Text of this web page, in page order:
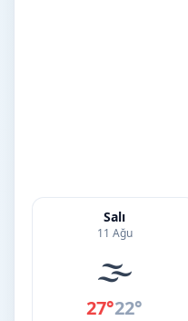
Salı
11 Ağu
🌫️
27°22°